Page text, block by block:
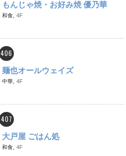
もんじゃ焼・お好み焼 優乃華
和食, 4F
406
麺也オールウェイズ
中華, 4F
407
大戸屋 ごはん処
和食, 4F